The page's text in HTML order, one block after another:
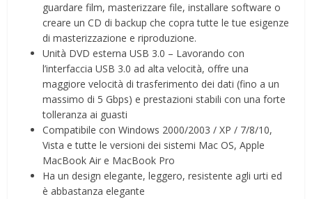
guardare film, masterizzare file, installare software o
creare un CD di backup che copra tutte le tue esigenze
di masterizzazione e riproduzione.
Unità DVD esterna USB 3.0 – Lavorando con
l’interfaccia USB 3.0 ad alta velocità, offre una
maggiore velocità di trasferimento dei dati (fino a un
massimo di 5 Gbps) e prestazioni stabili con una forte
tolleranza ai guasti
Compatibile con Windows 2000/2003 / XP / 7/8/10,
Vista e tutte le versioni dei sistemi Mac OS, Apple
MacBook Air e MacBook Pro
Ha un design elegante, leggero, resistente agli urti ed
è abbastanza elegante